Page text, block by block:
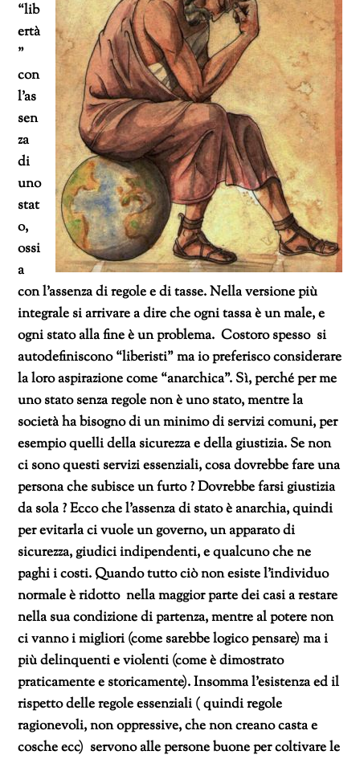
“lib
ertà
”
con
l’as
sen
za
di
uno
stat
o,
ossi
a
con l’assenza di regole e di tasse. Nella versione più
integrale si arrivare a dire che ogni tassa è un male, e
ogni stato alla fine è un problema. Costoro spesso si
autodefiniscono “liberisti” ma io preferisco considerare
la loro aspirazione come “anarchica”. Sì, perché per me
uno statosenza regole non è uno stato, mentre la
società ha bisogno di un minimo di servizi comuni, per
esempio quelli della sicurezza e della giustizia. Se non
ci sono questi servizi essenziali, cosa dovrebbe fare una
persona che subisce un furto ? Dovrebbe farsi giustizia
da sola ? Ecco che l’assenza di stato è anarchia, quindi
per evitarla ci vuole un governo, un apparato di
sicurezza, giudici indipendenti, e qualcuno che ne
paghi i costi.Quandotutto ciò non esiste l’individuo
normale è ridotto nella maggior parte dei casi a restare
nella sua condizione di partenza, mentre al potere non
ci vanno i migliori (come sarebbe logico pensare) ma i
più delinquenti e violenti (come è dimostrato
praticamente e storicamente). Insomma l’esistenza ed il
rispetto delle regole essenziali ( quindi regole
ragionevoli, non oppressive, che non creano casta e
cosche ecc) servono alle persone buone per coltivare le